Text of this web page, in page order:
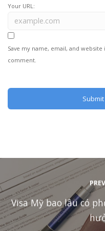
Your URL:
Save my name, email, and
comment.
Visa Mỹ bao lâu có